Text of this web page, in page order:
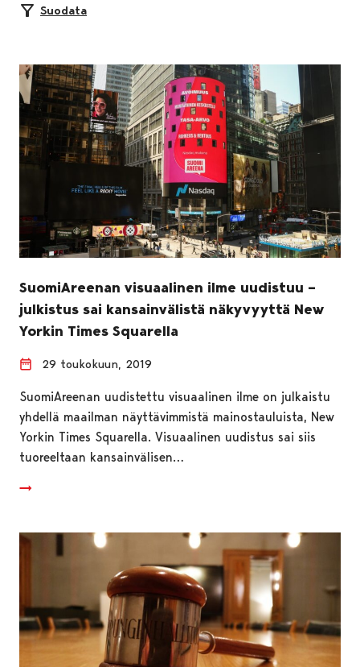
Suodata
SuomiAreenan visuaalinen ilme uudistuu –
julkistus sai kansainvälistä näkyvyyttä New
Yorkin Times Squarella
29 toukokuun, 2019
SuomiAreenan uudistettu visuaalinen ilme on julkaistu
yhdellä maailman näyttävimmistä mainostauluista, New
Yorkin Times Squarella. Visuaalinen uudistus sai siis
tuoreeltaan kansainvälisen…